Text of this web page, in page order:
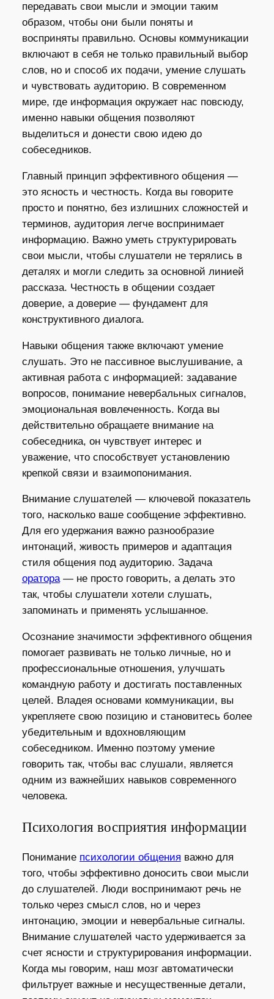
передавать свои мысли и эмоции таким
образом, чтобы они были поняты и
восприняты правильно. Основы коммуникации
включают в себя не только правильный выбор
слов, но и способ их подачи, умение слушать
и чувствовать аудиторию. В современном
мире, где информация окружает нас повсюду,
именно навыки общения позволяют
выделиться и донести свою идею до
собеседников.
Главный принцип эффективного общения —
это ясность и честность. Когда вы говорите
просто и понятно, без излишних сложностей и
терминов, аудитория легче воспринимает
информацию. Важно уметь структурировать
свои мысли, чтобы слушатели не терялись в
деталях и могли следить за основной линией
рассказа. Честность в общении создает
доверие, а доверие — фундамент для
конструктивного диалога.
Навыки общения также включают умение
слушать. Это не пассивное выслушивание, а
активная работа с информацией: задавание
вопросов, понимание невербальных сигналов,
эмоциональная вовлеченность. Когда вы
действительно обращаете внимание на
собеседника, он чувствует интерес и
уважение, что способствует установлению
крепкой связи и взаимопонимания.
Внимание слушателей — ключевой показатель
того, насколько ваше сообщение эффективно.
Для его удержания важно разнообразие
интонаций, живость примеров и адаптация
стиля общения под аудиторию. Задача
оратора— не просто говорить, а делать это
так, чтобы слушатели хотели слушать,
запоминать и применять услышанное.
Осознание значимости эффективного общения
помогает развивать не только личные, но и
профессиональные отношения, улучшать
командную работу и достигать поставленных
целей. Владея основами коммуникации, вы
укрепляете свою позицию и становитесь более
убедительным и вдохновляющим
собеседником. Именно поэтому умение
говорить так, чтобы вас слушали, является
одним из важнейших навыков современного
человека.
Психология восприятия информации
Понимание психологии общения важно для
того, чтобы эффективно доносить свои мысли
до слушателей. Люди воспринимают речь не
только через смысл слов, но и через
интонацию, эмоции и невербальные сигналы.
Внимание слушателей часто удерживается за
счет ясности и структурирования информации.
Когда мы говорим, наш мозг автоматически
фильтрует важные и несущественные детали,